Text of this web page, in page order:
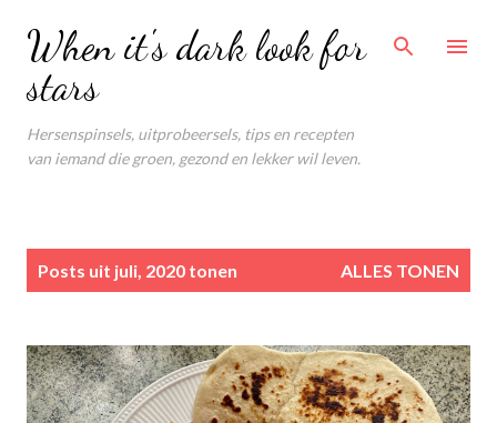
Doorgaan naar hoofdcontent
When it's dark look for
stars
Hersenspinsels, uitprobeersels, tips en recepten
van iemand die groen, gezond en lekker wil leven.
Posts uit juli, 2020 tonen ALLES TONEN